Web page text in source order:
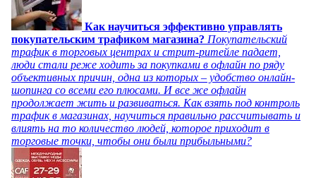
Как научиться эффективно управлять
покупательским трафиком магазина? Покупательский
трафик в торговых центрах и стрит-ритейле падает,
люди стали реже ходить за покупками в офлайн по ряду
объективных причин, одна из которых – удобство онлайн-
шопинга со всеми его плюсами. И все же офлайн
продолжает жить и развиваться. Как взять под контроль
трафик в магазинах, научиться правильно рассчитывать и
влиять на то количество людей, которое приходит в
торговые точки, чтобы они были прибыльными?